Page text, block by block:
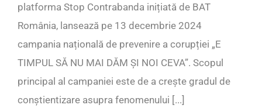
platforma Stop Contrabanda inițiată de BAT
România, lansează pe 13 decembrie 2024
campania națională de prevenire a corupției „E
TIMPUL SĂ NU MAI DĂM ȘI NOI CEVA”. Scopul
principal al campaniei este de a crește gradul de
conștientizare asupra fenomenului [...]